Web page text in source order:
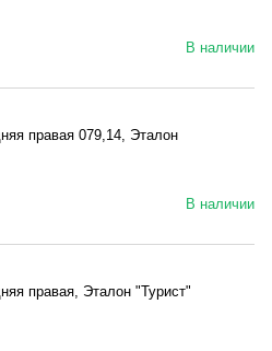
В наличии
правая 079,14, Эталон
В наличии
правая, Эталон "Турист"